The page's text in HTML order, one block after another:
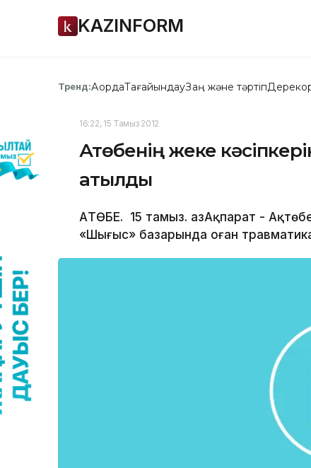
KAZINFORM
Тренд:АқордаТағайындауЗаң және тәртіп
16:22, 15 Тамыз 2012
Ақтөбенің жеке
атылды
АҚТӨБЕ. 15 тамыз. ҚазАқпарат -
«Шығыс» базарында оған